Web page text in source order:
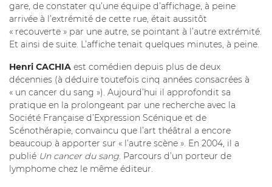
gare, de constater qu’une équipe d’affichage, à peine
arrivée à l’extrémité de cette rue, était aussitôt
« recouverte » par une autre, se pointant à l’autre extrémité.
Et ainsi de suite. L’affiche tenait quelques minutes, à peine.
Henri CACHIA est comédien depuis plus de deux
décennies (à déduire toutefois cinq années consacrées à
« un cancer du sang »). Aujourd’hui il approfondit sa
pratique en la prolongeant par une recherche avec la
Société Française d’Expression Scénique et de
Scénothérapie, convaincu que l’art théâtral a encore
beaucoup à apporter sur « l’autre scène ». En 2004, il a
publié Un cancer du sang. Parcours d’un porteur de
lymphome chez le même éditeur.